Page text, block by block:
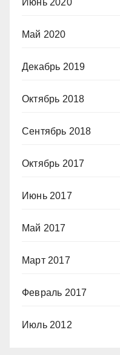
Май 2020
Декабрь 2019
Октябрь 2018
Сентябрь 2018
Октябрь 2017
Июнь 2017
Май 2017
Март 2017
Февраль 2017
Июль 2012